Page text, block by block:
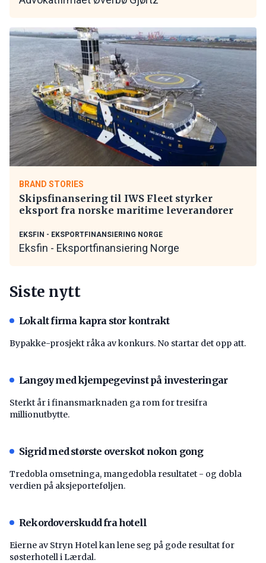
BRAND STORIES
Skipsfinansering til IWS Fleet styrker
eksport fra norske maritime leverandører
EKSFIN - EKSPORTFINANSIERING NORGE
Eksfin - Eksportfinansiering Norge
Siste nytt
Lokalt firma kapra stor kontrakt
Bypakke-prosjekt råka av konkurs. No startar det opp att.
Langøy med kjempegevinst på investeringar
Sterkt år i finansmarknaden ga rom for tresifra
millionutbytte.
Sigrid med største overskot nokon gong
Tredobla omsetninga, mangedobla resultatet - og dobla
verdien på aksjeporteføljen.
Rekordoverskudd fra hotell
Eierne av Stryn Hotel kan lene seg på gode resultat for
søsterhotell i Lærdal.